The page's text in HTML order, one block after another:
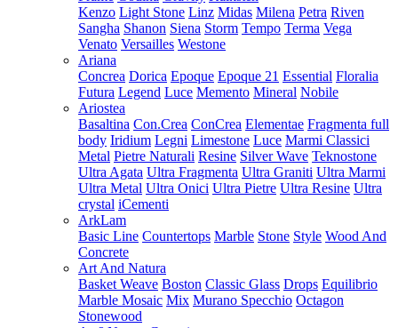
Kenzo Light Stone Linz Midas Milena Petra Riven
Sangha Shanon Siena Storm Tempo Terma Vega
Venato Versailles Westone
Ariana
Concrea Dorica Epoque Epoque 21 Essential Floralia
Futura Legend Luce Memento Mineral Nobile
Ariostea
Basaltina Con.Crea ConCrea Elementae Fragmenta full
body Iridium Legni Limestone Luce Marmi Classici
Metal Pietre Naturali Resine Silver Wave Teknostone
Ultra Agata Ultra Fragmenta Ultra Graniti Ultra Marmi
Ultra Metal Ultra Onici Ultra Pietre Ultra Resine Ultra
crystal iCementi
ArkLam
Basic Line Countertops Marble Stone Style Wood And
Concrete
Art And Natura
Basket Weave Boston Classic Glass Drops Equilibrio
Marble Mosaic Mix Murano Specchio Octagon
Stonewood